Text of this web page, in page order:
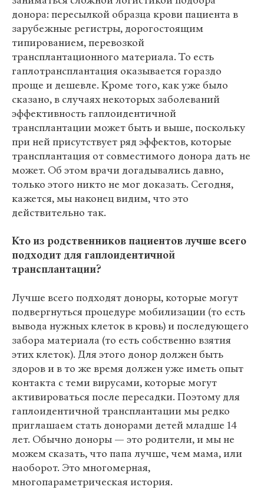
донора: пересылкой образца крови пациента в
зарубежные регистры, дорогостоящим
типированием, перевозкой
трансплантационного материала. То есть
гаплотрансплантация оказывается гораздо
проще и дешевле. Кроме того, как уже было
сказано, в случаях некоторых заболеваний
эффективность гаплоидентичной
трансплантации может быть и выше, поскольку
при ней присутствует ряд эффектов, которые
трансплантация от совместимого донора дать не
может. Об этом врачи догадывались давно,
только этого никто не мог доказать. Сегодня,
кажется, мы наконец видим, что это
действительно так.
Кто из родственников пациентов лучше всего
подходит для гаплоидентичной
трансплантации?
Лучше всего подходят доноры, которые могут
подвергнуться процедуре мобилизации (то есть
вывода нужных клеток в кровь) и последующего
забора материала (то есть собственно взятия
этих клеток). Для этого донор должен быть
здоров и в то же время должен уже иметь опыт
контакта с теми вирусами, которые могут
активироваться после пересадки. Поэтому для
гаплоидентичной трансплантации мы редко
приглашаем стать донорами детей младше 14
лет. Обычно доноры — это родители, и мы не
можем сказать, что папа лучше, чем мама, или
наоборот. Это многомерная,
многопараметрическая история.